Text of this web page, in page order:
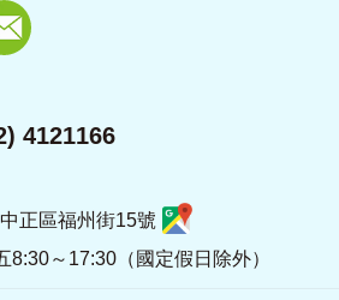
4121166
正區福州街15號
8:30～17:30（國定假日除外）